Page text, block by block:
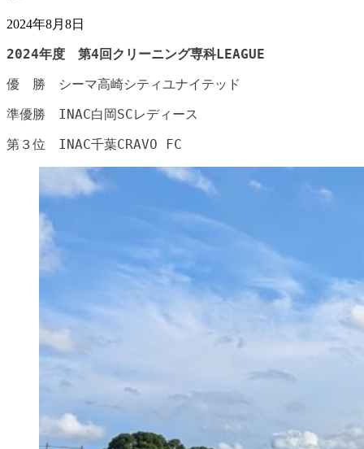
2024年8月8日
2024年度 第4回クリーニング専科LEAGUE
優 勝 シーマ高崎シティユナイテッド
準優勝 INAC白岡SCレディース
第３位 INAC千葉CRAVO FC